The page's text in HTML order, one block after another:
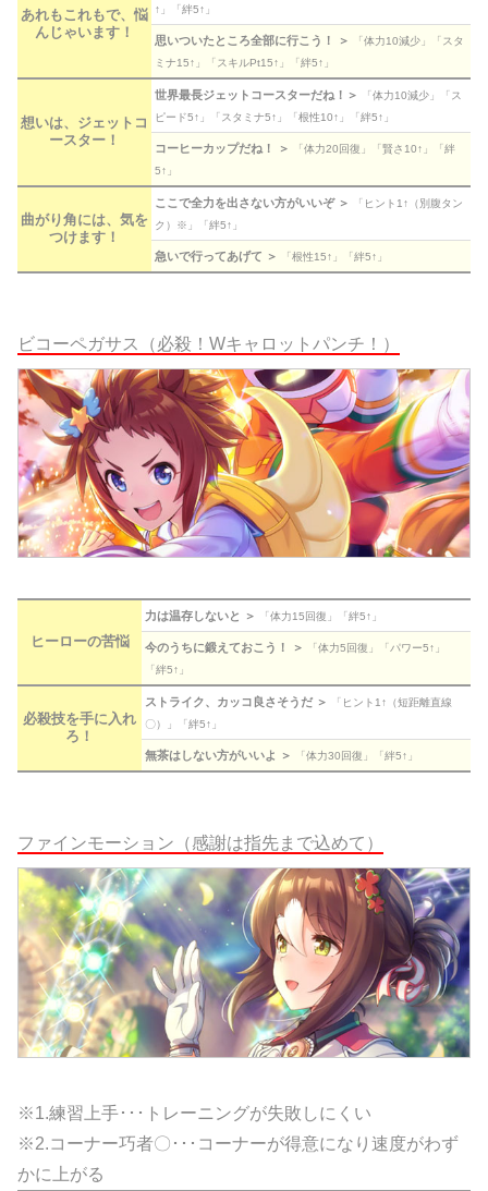
あれもこれもで、悩
んじゃいます！
↑」「絆5↑」
思いついたところ全部に行こう！ ＞
「体力10減少」「スタ
ミナ15↑」「スキルPt15↑」「絆5↑」
想いは、ジェットコ
ースター！
世界最長ジェットコースターだね！＞
「体力10減少」「ス
ピード5↑」「スタミナ5↑」「根性10↑」「絆5↑」
コーヒーカップだね！ ＞
「体力20回復」「賢さ10↑」「絆
5↑」
曲がり角には、気を
つけます！
ここで全力を出さない方がいいぞ ＞
「ヒント1↑（別腹タン
ク）※」「絆5↑」
急いで行ってあげて ＞ 「根性15↑」「絆5↑」
ビコーペガサス（必殺！Wキャロットパンチ！）
ヒーローの苦悩
力は温存しないと ＞ 「体力15回復」「絆5↑」
今のうちに鍛えておこう！ ＞
「体力5回復」「パワー5↑」
「絆5↑」
必殺技を手に入れ
ろ！
ストライク、カッコ良さそうだ ＞
「ヒント1↑（短距離直線
〇）」「絆5↑」
無茶はしない方がいいよ ＞ 「体力30回復」「絆5↑」
ファインモーション（感謝は指先まで込めて）
※1.練習上手･･･トレーニングが失敗しにくい
※2.コーナー巧者〇･･･コーナーが得意になり速度がわず
かに上がる